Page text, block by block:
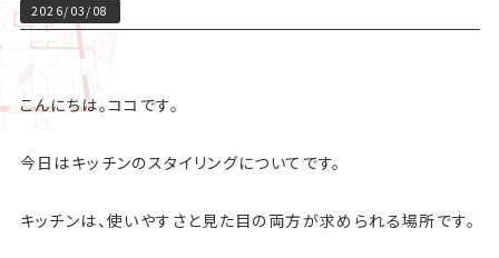
2026/03/08
こんにちは。ココです。
今日はキッチンのスタイリングについてです。
キッチンは、使いやすさと見た目の両方が求められる場所です。